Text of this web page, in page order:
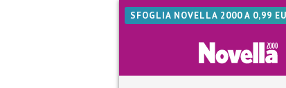
SFOGLIA NOVELLA 2000 A 0,99